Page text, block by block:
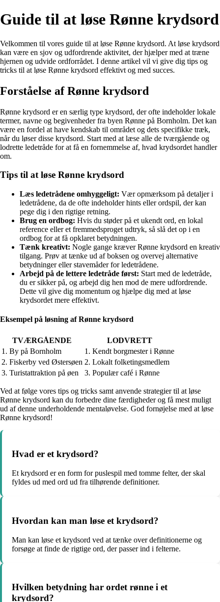
Guide til at løse Rønne krydsord
Velkommen til vores guide til at løse Rønne krydsord. At løse krydsord
kan være en sjov og udfordrende aktivitet, der hjælper med at træne
hjernen og udvide ordforrådet. I denne artikel vil vi give dig tips og
tricks til at løse Rønne krydsord effektivt og med succes.
Forståelse af Rønne krydsord
Rønne krydsord er en særlig type krydsord, der ofte indeholder lokale
termer, navne og begivenheder fra byen Rønne på Bornholm. Det kan
være en fordel at have kendskab til området og dets specifikke træk,
når du løser disse krydsord. Start med at læse alle de tværgående og
lodrette ledetråde for at få en fornemmelse af, hvad krydsordet handler
om.
Tips til at løse Rønne krydsord
Læs ledetrådene omhyggeligt: Vær opmærksom på detaljer i
ledetrådene, da de ofte indeholder hints eller ordspil, der kan
pege dig i den rigtige retning.
Brug en ordbog: Hvis du støder på et ukendt ord, en lokal
reference eller et fremmedsproget udtryk, så slå det op i en
ordbog for at få opklaret betydningen.
Tænk kreativt: Nogle gange kræver Rønne krydsord en kreativ
tilgang. Prøv at tænke ud af boksen og overvej alternative
betydninger eller stavemåder for ledetrådene.
Arbejd på de lettere ledetråde først: Start med de ledetråde,
du er sikker på, og arbejd dig hen mod de mere udfordrende.
Dette vil give dig momentum og hjælpe dig med at løse
krydsordet mere effektivt.
Eksempel på løsning af Rønne krydsord
TVÆRGÅENDE
LODVRETT
1. By på Bornholm
1. Kendt borgmester i Rønne
2. Fiskerby ved Østersøen 2. Lokalt folketingsmedlem
3. Turistattraktion på øen
3. Populær café i Rønne
Ved at følge vores tips og tricks samt anvende strategier til at løse
Rønne krydsord kan du forbedre dine færdigheder og få mest muligt
ud af denne underholdende mentaløvelse. God fornøjelse med at løse
Rønne krydsord!
Hvad er et krydsord?
Et krydsord er en form for puslespil med tomme felter, der skal
fyldes ud med ord ud fra tilhørende definitioner.
Hvordan kan man løse et krydsord?
Man kan løse et krydsord ved at tænke over definitionerne og
forsøge at finde de rigtige ord, der passer ind i felterne.
Hvilken betydning har ordet rønne i et
krydsord?